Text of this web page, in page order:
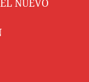
NUEVO